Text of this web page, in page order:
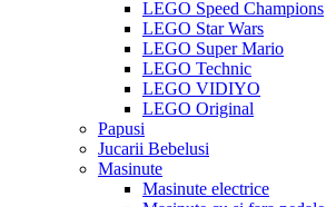
LEGO Speed Champions
LEGO Star Wars
LEGO Super Mario
LEGO Technic
LEGO VIDIYO
LEGO Original
Papusi
Jucarii Bebelusi
Masinute
Masinute electrice